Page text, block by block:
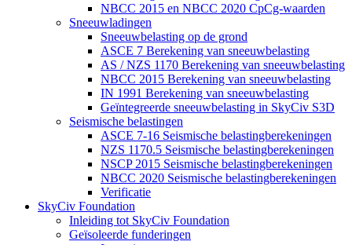
NBCC 2015 en NBCC 2020 CpCg-waarden
Sneeuwladingen
Sneeuwbelasting op de grond
ASCE 7 Berekening van sneeuwbelasting
AS / NZS 1170 Berekening van sneeuwbelasting
NBCC 2015 Berekening van sneeuwbelasting
IN 1991 Berekening van sneeuwbelasting
Geïntegreerde sneeuwbelasting in SkyCiv S3D
Seismische belastingen
ASCE 7-16 Seismische belastingberekeningen
NZS 1170.5 Seismische belastingberekeningen
NSCP 2015 Seismische belastingberekeningen
NBCC 2020 Seismische belastingberekeningen
Verificatie
SkyCiv Foundation
Inleiding tot SkyCiv Foundation
Geïsoleerde funderingen